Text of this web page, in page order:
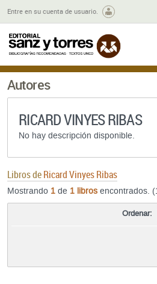
Entre en su cuenta de usuario.
Autores
RICARD VINYES RIBAS
No hay descripción disponible.
Libros deRicard Vinyes Ribas
Mostrando 1 de 1 libros encontrados.
Ordenar: